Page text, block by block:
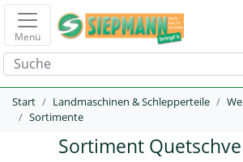
Menü
Start Landmaschinen & Schlepperteile
Sortimente
Sortiment